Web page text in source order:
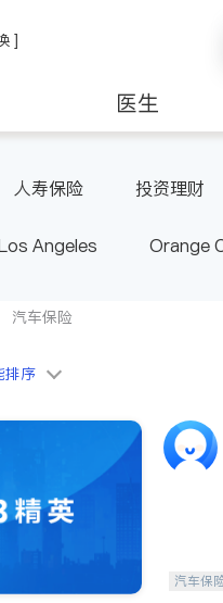
]
医生
人寿保险 投资理财
Angeles Orange
Bernardino
汽车保险
排序
汽车保